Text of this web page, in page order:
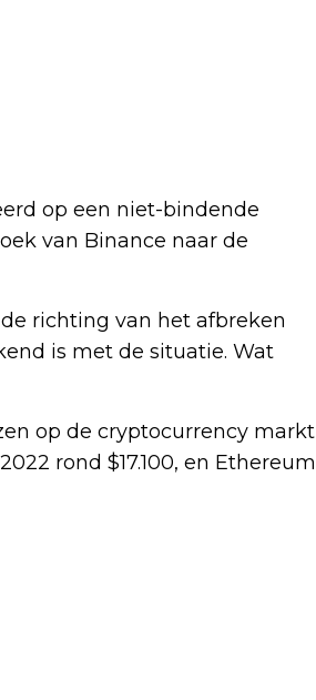
op een niet-bindende
van Binance naar de
richting van het afbreken
is met de situatie. Wat
op de cryptocurrency markt
rond $17.100, en Ethereum